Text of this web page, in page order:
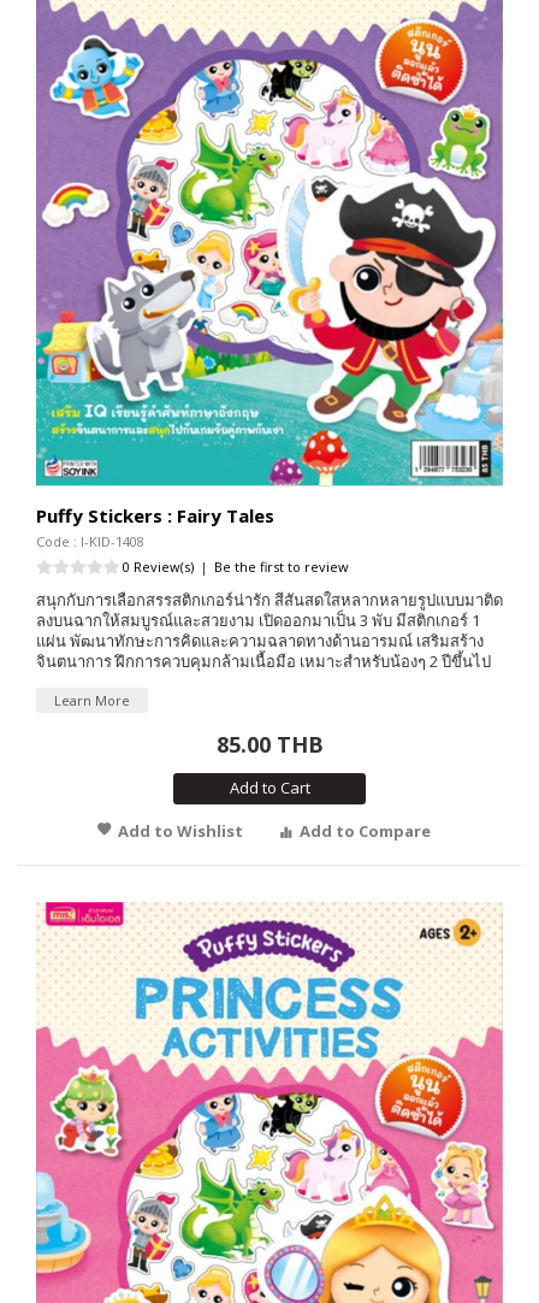
Puffy Stickers : Fairy Tales
Code : I-KID-1408
0 Review(s) | Be the first to review
สนุกกับการเลือกสรรสติกเกอร์น่ารัก สีสันสดใสหลากหลายรูปแบบมาติด
ลงบนฉากให้สมบูรณ์และสวยงาม เปิดออกมาเป็น 3 พับ มีสติกเกอร์ 1
แผ่น พัฒนาทักษะการคิดและความฉลาดทางด้านอารมณ์ เสริมสร้าง
จินตนาการ ฝึกการควบคุมกล้ามเนื้อมือ เหมาะสำหรับน้องๆ 2 ปีขึ้นไป
Learn More
85.00 THB
Add to Cart
Add to Wishlist
Add to Compare